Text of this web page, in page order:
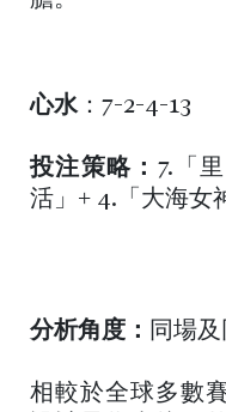
心水：7-2-4-13
投注策略： 7.「
活」+ 4.「大海女
分析角度： 同場
相較於全球多數